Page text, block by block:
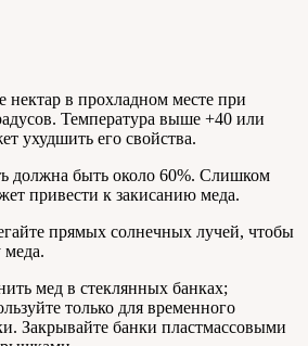
нектар в прохладном месте при
Температура выше +40 или
ухудшить его свойства.
должна быть около 60%. Слишком
привести к закисанию меда.
прямых солнечных лучей, чтобы
меда.
мед в стеклянных банках;
только для временного
Закрывайте банки пластмассовыми